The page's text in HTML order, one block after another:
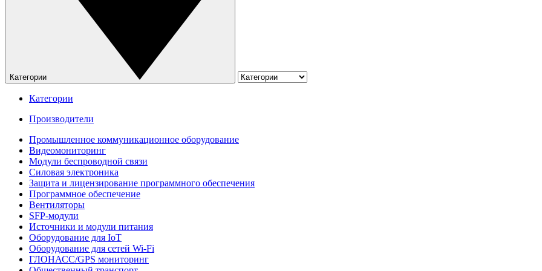
Категории
Категории
Производители
Промышленное коммуникационное оборудование
Видеомониторинг
Модули беспроводной связи
Силовая электроника
Защита и лицензирование программного обеспечения
Программное обеспечение
Вентиляторы
SFP-модули
Источники и модули питания
Оборудование для IoT
Оборудование для сетей Wi-Fi
ГЛОНАСС/GPS мониторинг